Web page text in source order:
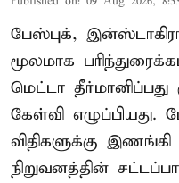
பேஸ்புக்,
மூலமாக
மெட்டா தீர்மானிப்பது
கேள்வி எழுப்பியது.
விதிகளுக்கு
நிறுவனத்தின்